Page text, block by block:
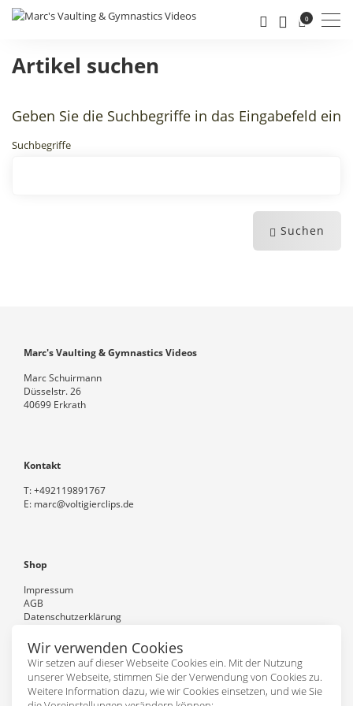
Wir verwenden Cookies
Wir setzen auf dieser Webseite Cookies ein. Mit der Nutzung
unserer Webseite, stimmen Sie der Verwendung von Cookies zu.
Weitere Information dazu, wie wir Cookies einsetzen, und wie Sie
0
Artikel suchen
Geben Sie die Suchbegriffe in das Eingabefeld ein
Suchbegriffe
Suchen
Marc's Vaulting & Gymnastics Videos
Marc Schuirmann
Düsselstr. 26
40699 Erkrath
Kontakt
T:+492119891767
E: marc@voltigierclips.de
Shop
Impressum
AGB
Datenschutzerklärung
Kontakt